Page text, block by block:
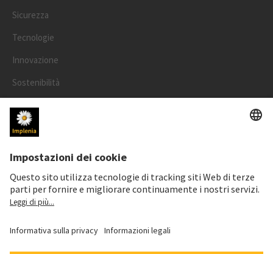
Sicurezza
Tecnologie
Innovazione
Sostenibilità
Progetti
Persone
Informazioni legali
Informativa cookie e social media